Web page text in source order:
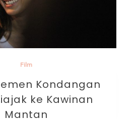
Film
Kondangan
ke Kawinan
Mantan